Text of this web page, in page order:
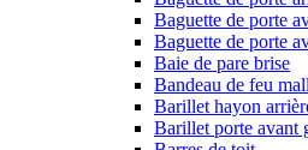
Baguette de porte
Baguette de porte
Baie de pare brise
Bandeau de feu
Barillet hayon
Barillet porte avant